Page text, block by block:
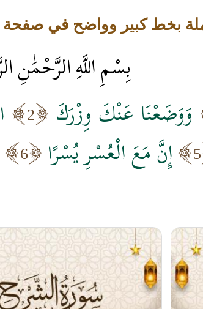
بخط كبير وواضح في صفحة
بِسْمِ اللَّهِ الرَّحْمَٰنِ
وَوَضَعْنَا عَنْكَ وِزْرَكَ 2
5 إِنَّ مَعَ الْعُسْرِ يُسْرًا 6